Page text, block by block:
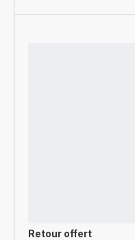
Retour offert